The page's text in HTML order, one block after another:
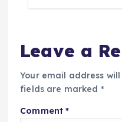
Leave a
Your email address
fields are marked *
Comment*